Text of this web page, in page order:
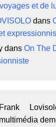
et de
dans
dansOn The
Frank
multimédia